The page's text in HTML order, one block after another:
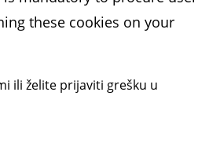
these cookies on your
ili želite prijaviti grešku u